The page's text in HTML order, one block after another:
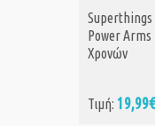
ΑΓΟΡΑ
Superthings
Power Arms
Χρονών
Τιμή: 19,99€